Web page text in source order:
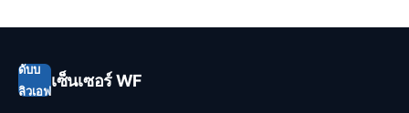
ดับบ
ลิวเอฟ
เซ็นเซอร์ WF